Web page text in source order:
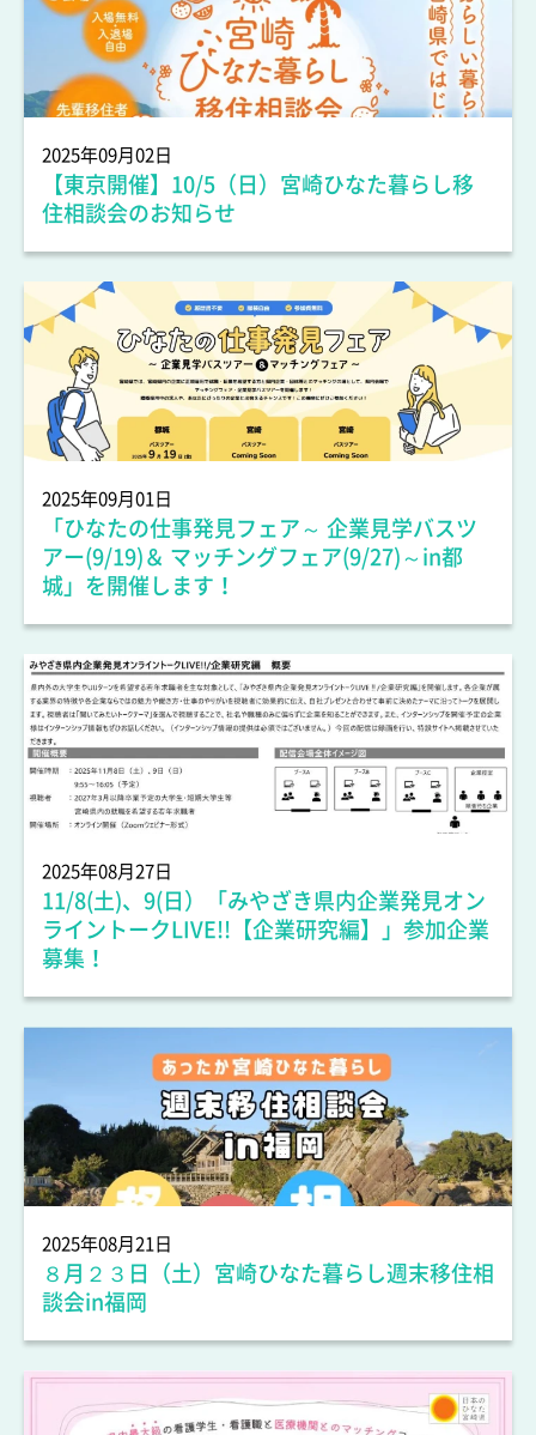
2025年09月02日
【東京開催】10/5（日）宮崎ひなた暮らし移
住相談会のお知らせ
2025年09月01日
「ひなたの仕事発見フェア～ 企業見学バスツ
アー(9/19)＆ マッチングフェア(9/27)～in都
城」を開催します！
2025年08月27日
11/8(土)、9(日）「みやざき県内企業発見オン
ライントークLIVE!!【企業研究編】」参加企業
募集！
2025年08月21日
８月２３日（土）宮崎ひなた暮らし週末移住相
談会in福岡